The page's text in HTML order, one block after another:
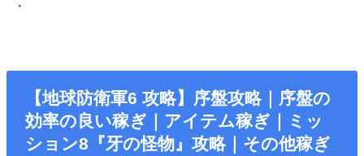
・
【地球防衛軍6 攻略】序盤攻略｜序盤の
効率の良い稼ぎ｜アイテム稼ぎ｜ミッ
ション8『牙の怪物』攻略｜その他稼ぎ